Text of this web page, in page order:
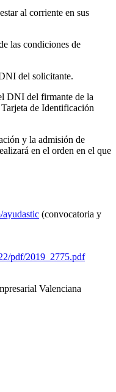
al corriente en sus
las condiciones de
del solicitante.
DNI del firmante de la
de Identificación
y la admisión de
en el orden en el que
(convocatoria y
pdf/2019_2775.pdf
Valenciana